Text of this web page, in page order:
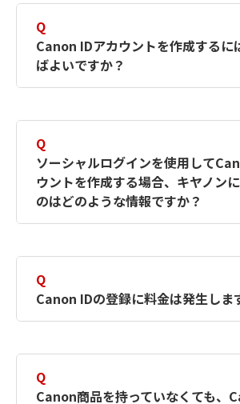
Q
Canon IDアカウントを作成するに
ばよいですか？
す。詳しい作成方法は【カメラ
何ですか？Canon IDの作成方
ださい。
Q
ソーシャルログインを使用して
ウントを作成する場合、キヤノン
のはどのような情報ですか？
択したサービスから取得します
簡単に作成できるように、この
Canon IDの登録フォームを入
Q
Canon IDの登録に料金は発生しま
Q
Canon商品を持っていなくても、